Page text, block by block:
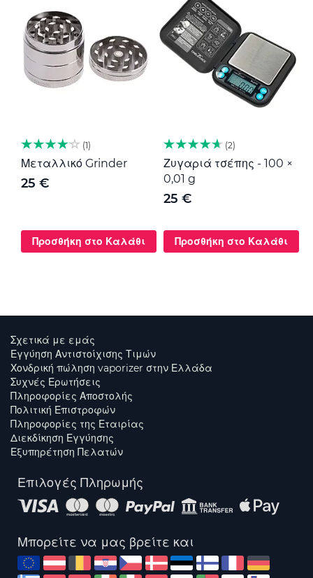
1
Μεταλλικό Grinder
25 €
Προσθήκη στο Καλάθι
2
Ζυγαριά τσέπης - 100 ×
0,01 g
25 €
Προσθήκη στο Καλάθι
Σχετικά με εμάς
Εγγύηση Αντιστοίχισης Τιμών
Χονδρική πώληση vaporizer στην Ελλάδα
Συχνές Ερωτήσεις
Πληροφορίες Αποστολής
Πολιτική Επιστροφών
Πληροφορίες της Εταιρίας
Διεκδίκηση Εγγύησης
Εξυπηρέτηση Πελατών
Επιλογές Πληρωμής
Μπορείτε να μας βρείτε και